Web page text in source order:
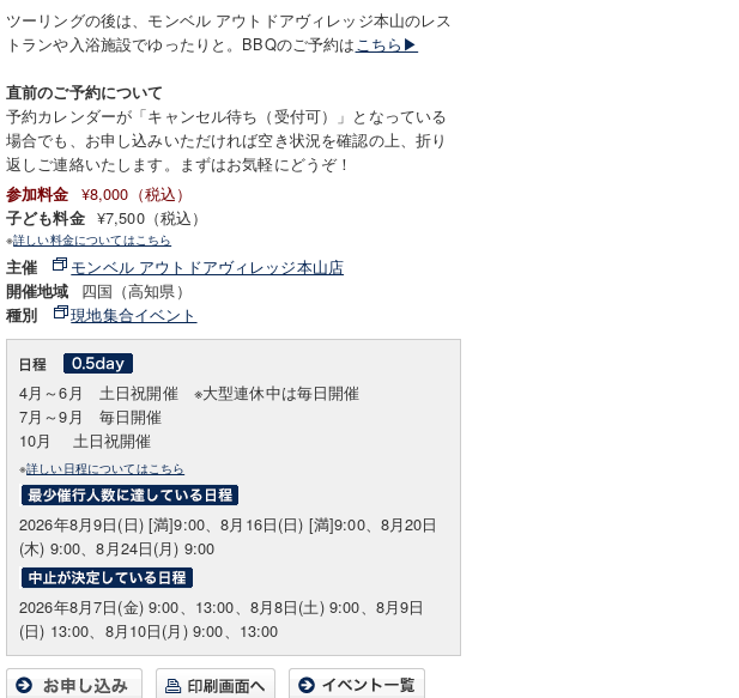
ツーリングの後は、モンベル アウトドアヴィレッジ本山のレス
トランや入浴施設でゆったりと。BBQのご予約はこちら▶
直前のご予約について
予約カレンダーが「キャンセル待ち（受付可）」となっている
場合でも、お申し込みいただければ空き状況を確認の上、折り
返しご連絡いたします。まずはお気軽にどうぞ！
参加料金 ¥8,000（税込）
子ども料金 ¥7,500（税込）
※詳しい料金についてはこちら
主催 モンベル アウトドアヴィレッジ本山店
開催地域 四国（高知県）
種別 現地集合イベント
4月～6月 土日祝開催 ※大型連休中は毎日開催
7月～9月 毎日開催
10月 土日祝開催
※詳しい日程についてはこちら
2026年8月9日(日) [満]9:00、8月16日(日) [満]9:00、8月20日
(木) 9:00、8月24日(月) 9:00
2026年8月7日(金) 9:00、13:00、8月8日(土) 9:00、8月9日
(日) 13:00、8月10日(月) 9:00、13:00